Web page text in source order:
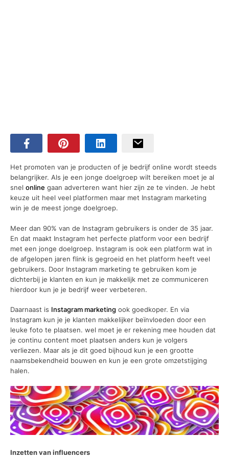
Het promoten van je producten of je bedrijf online wordt steeds
belangrijker. Als je een jonge doelgroep wilt bereiken moet je al
snel online gaan adverteren want hier zijn ze te vinden. Je hebt
keuze uit heel veel platformen maar met Instagram marketing
win je de meest jonge doelgroep.
Meer dan 90% van de Instagram gebruikers is onder de 35 jaar.
En dat maakt Instagram het perfecte platform voor een bedrijf
met een jonge doelgroep. Instagram is ook een platform wat in
de afgelopen jaren flink is gegroeid en het platform heeft veel
gebruikers. Door Instagram marketing te gebruiken kom je
dichterbij je klanten en kun je makkelijk met ze communiceren
hierdoor kun je je bedrijf weer verbeteren.
Daarnaast is Instagram marketing ook goedkoper. En via
Instagram kun je je klanten makkelijker beïnvloeden door een
leuke foto te plaatsen. wel moet je er rekening mee houden dat
je continu content moet plaatsen anders kun je volgers
verliezen. Maar als je dit goed bijhoud kun je een grootte
naamsbekendheid bouwen en kun je een grote omzetstijging
halen.
Inzetten van influencers